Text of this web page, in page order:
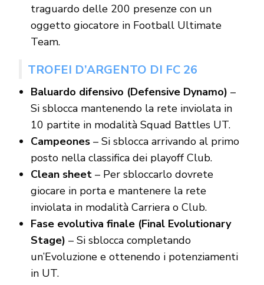
traguardo delle 200 presenze con un
oggetto giocatore in Football Ultimate
Team.
TROFEI D’ARGENTO DI FC 26
Baluardo difensivo (Defensive Dynamo) –
Si sblocca mantenendo la rete inviolata in
10 partite in modalità Squad Battles UT.
Campeones– Si sblocca arrivando al primo
posto nella classifica dei playoff Club.
Clean sheet– Per sbloccarlo dovrete
giocare in porta e mantenere la rete
inviolata in modalità Carriera o Club.
Fase evolutiva finale (Final Evolutionary
Stage) – Si sblocca completando
un’Evoluzione e ottenendo i potenziamenti
in UT.